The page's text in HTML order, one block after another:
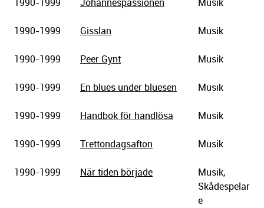
1990-1999 Gisslan Musik
1990-1999 Peer Gynt Musik
1990-1999 En blues under bluesen Musik
1990-1999 Handbok för handlösa Musik
1990-1999 Trettondagsafton Musik
1990-1999 När tiden började
Musik,
Skådespelar
e